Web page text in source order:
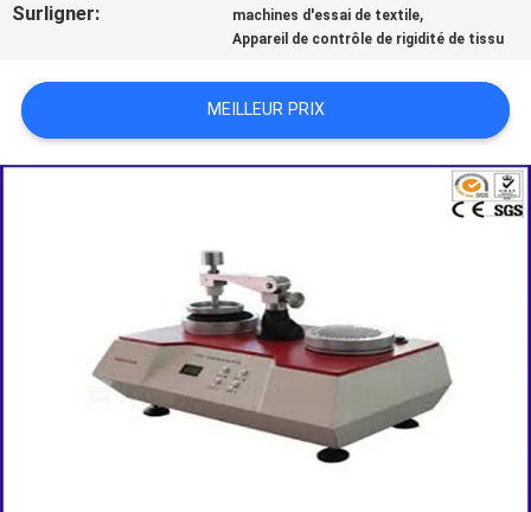
UNE
CITATION
POLITIQUE
CONFIDENTIALITÉ
Surligner: machines d'essai de textile,
Appareil de contrôle de rigidité de tissu
MEILLEUR PRIX